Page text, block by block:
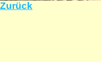
Zurück